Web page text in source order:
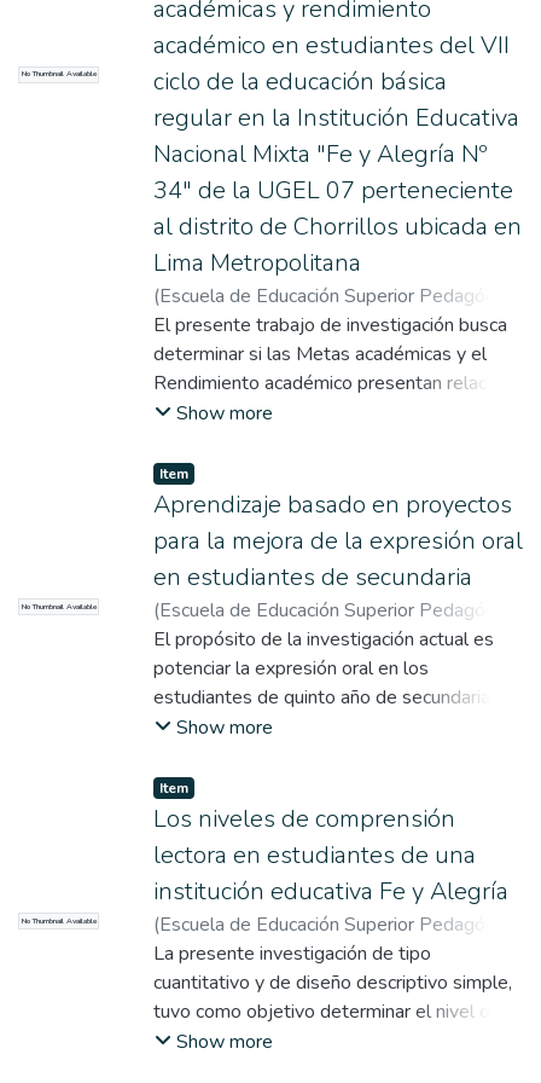
línea de tiempo y la ficha de registro
autobiográfico, las cuales consideraron la
data necesaria para realizar la investigación.
libremente”, que tiene como objetivo
general proporcionar al docente un
instrumento metodológico que contenga
herramientas para la enseñanza adecuada y
el aprendizaje significativo de -la sintaxis
desde la autorreflexión.
No Thumbnail Available
académicas y rendimiento
académico en estudiantes del VII
ciclo de la educación básica
regular en la Institución Educativa
Nacional Mixta "Fe y Alegría Nº
34" de la UGEL 07 perteneciente
al distrito de Chorrillos ubicada en
Lima Metropolitana
(Escuela de Educación Superior Pedagógica
Pública Monterrico, 2013)Avila Zamora,
Christ Margaret Victory;Buitrón Vega,
Jackeline Rosario;Cama Quispe, Mireya del
Rosario;Dueñas Alhuay, Katia Angela
Coahila Valdeiglesias, Zoila Raquel
Pedagógico Nacional Monterrico
El presente trabajo de investigación busca
determinar si las Metas académicas y el
Rendimiento académico presentan relación,
los cuales son medidos a través del
Académicas (CEMAII) y del Acta
consolidada de evaluación integral del Nivel
de educación secundaria 2013.
Show more
No Thumbnail Available
Item
Aprendizaje basado en proyectos
para la mejora de la expresión oral
en estudiantes de secundaria
(Escuela de Educación Superior Pedagógica
Pública Monterrico,2023-12)Cochachi
Carrizales, Marcia Feliciti;Florez Cama,
Karina Judith ;Maturi Martínez, Nicole Moly
Villalobos Sánchez, Milagros de María
Escuela de Educación Superior Pedagógica
Pública Monterrico
El propósito de la investigación actual es
potenciar la expresión oral en los
estudiantes de quinto año de secundaria a
través de la implementación de la
Proyectos, haciendo uso de la estrategia de
la dramatización. Se eligió la modalidad de
Innovación Educativa con intervención
pedagógica, adoptando una orientación
cualitativa y un diseño de investigación -
acción, de tipo práctico. Este enfoque
permitió abordar y alcanzar el objetivo
establecido. Esta investigación se enfocó en
una población de 23 estudiantes del último
grado de secundaria. Para recopilar la
Show more
No Thumbnail Available
Item
Los niveles de comprensión
lectora en estudiantes de una
institución educativa Fe y Alegría
(Escuela de Educación Superior Pedagógica
Pública Monterrico,2024-03 )Jara Sierra,
Yosselyn Mirella ;Ruiz Pumapillo, María
Soledad;Escuela de Educación Superior
Pedagógica Pública Monterrico
La presente investigación de tipo
cuantitativo y de diseño descriptivo simple,
tuvo como objetivo determinar el nivel de
comprensión lectora de diferentes tipos de
Show more